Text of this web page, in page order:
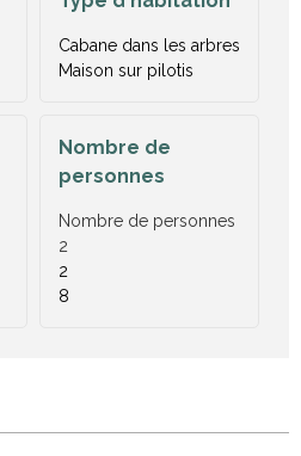
Cabane dans les arbres
Maison sur pilotis
Nombre de
personnes
Nombre de personnes
2
2
8